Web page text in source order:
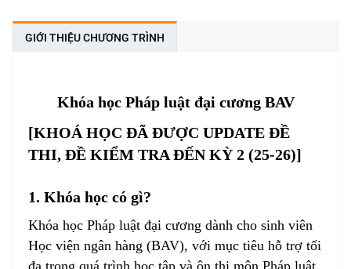
GIỚI THIỆU CHƯƠNG TRÌNH
Khóa học Pháp luật đại cương BAV
[KHOÁ HỌC ĐÃ ĐƯỢC UPDATE ĐỀ
THI, ĐỀ KIỂM TRA ĐẾN KỲ 2 (25-26)]
1. Khóa học có gì?
Khóa học Pháp luật đại cương dành cho sinh viên
Học viện ngân hàng (BAV), với mục tiêu hỗ trợ tối
đa trong quá trình học tập và ôn thi môn Pháp luật